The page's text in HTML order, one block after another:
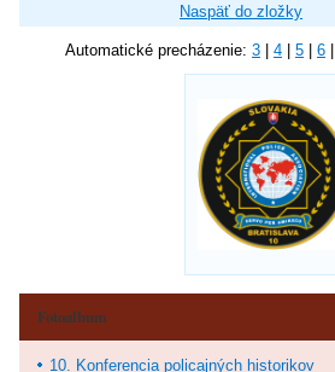
Naspäť do zložky
Automatické precházenie: 3 4 5 6
Fotoalbum
10. Konferencia policajných historikov